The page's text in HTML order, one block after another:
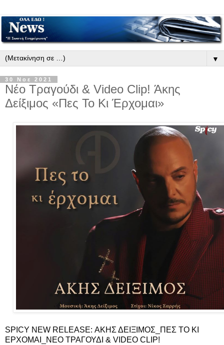
▼
30 Νοε 2021
Νέο Τραγούδι & Video Clip! Άκης
Δείξιμος «Πες Το Κι Έρχομαι»
SPICY NEW RELEASE: ΑΚΗΣ ΔΕΙΞΙΜΟΣ_ΠΕΣ ΤΟ ΚΙ
ΕΡΧΟΜΑΙ_ΝΕΟ ΤΡΑΓΟΥΔΙ & VIDEO CLIP!